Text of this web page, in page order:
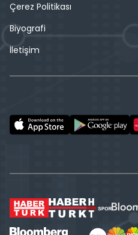
Çerez Politikası
Biyografi
İletişim